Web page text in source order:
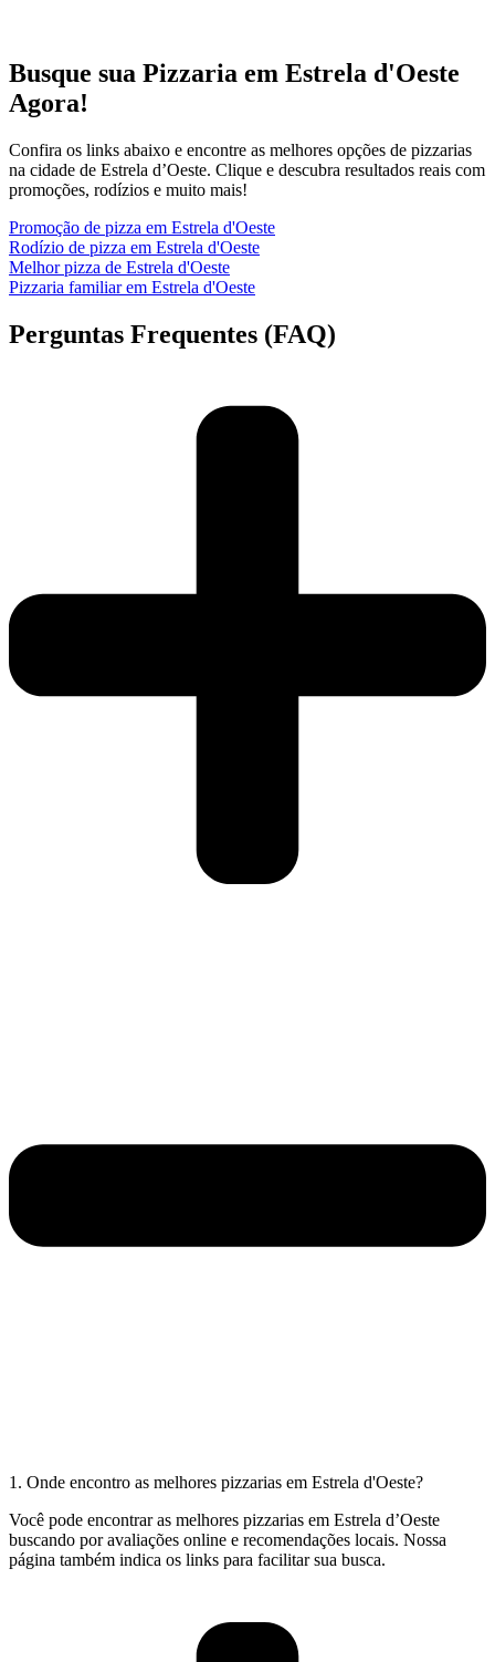
Busque sua Pizzaria em Estrela d'Oeste
Agora!
Confira os links abaixo e encontre as melhores opções de pizzarias
na cidade de Estrela d’Oeste. Clique e descubra resultados reais com
promoções, rodízios e muito mais!
Promoção de pizza em Estrela d'Oeste
Rodízio de pizza em Estrela d'Oeste
Melhor pizza de Estrela d'Oeste
Pizzaria familiar em Estrela d'Oeste
Perguntas Frequentes (FAQ)
1. Onde encontro as melhores pizzarias em Estrela d'Oeste?
Você pode encontrar as melhores pizzarias em Estrela d’Oeste
buscando por avaliações online e recomendações locais. Nossa
página também indica os links para facilitar sua busca.